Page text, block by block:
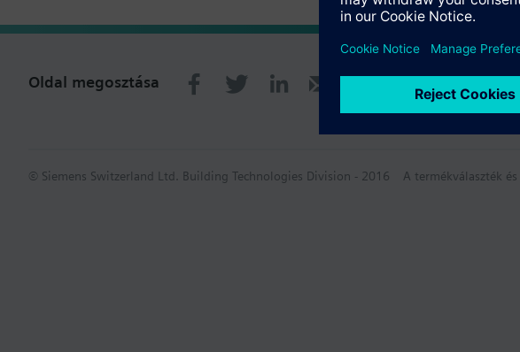
Oldal megosztása
© Siemens Switzerland Ltd. Building Technologies Division - 2016 A termékválaszték